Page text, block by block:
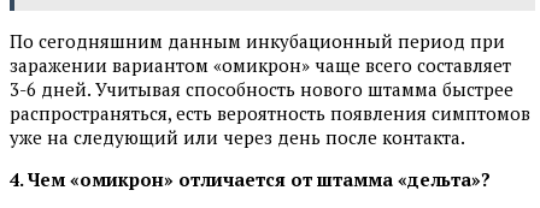
По сегодняшним данным инкубационный период при
заражении вариантом «омикрон» чаще всего составляет
3-6 дней. Учитывая способность нового штамма быстрее
распространяться, есть вероятность появления симптомов
уже на следующий или через день после контакта.
4. Чем «омикрон» отличается от штамма «дельта»?